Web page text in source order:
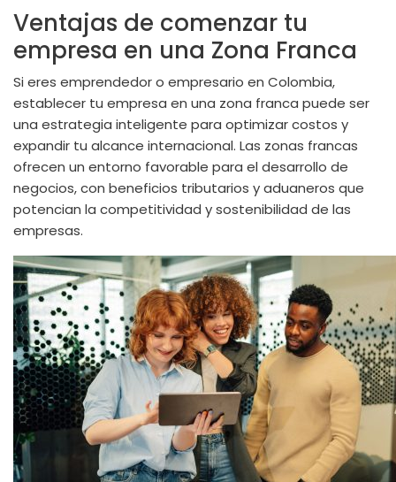
Ventajas de comenzar tu
empresa en una Zona Franca
Si eres emprendedor o empresario en Colombia,
establecer tu empresa en una zona franca puede ser
una estrategia inteligente para optimizar costos y
expandir tu alcance internacional. Las zonas francas
ofrecen un entorno favorable para el desarrollo de
negocios, con beneficios tributarios y aduaneros que
potencian la competitividad y sostenibilidad de las
empresas.